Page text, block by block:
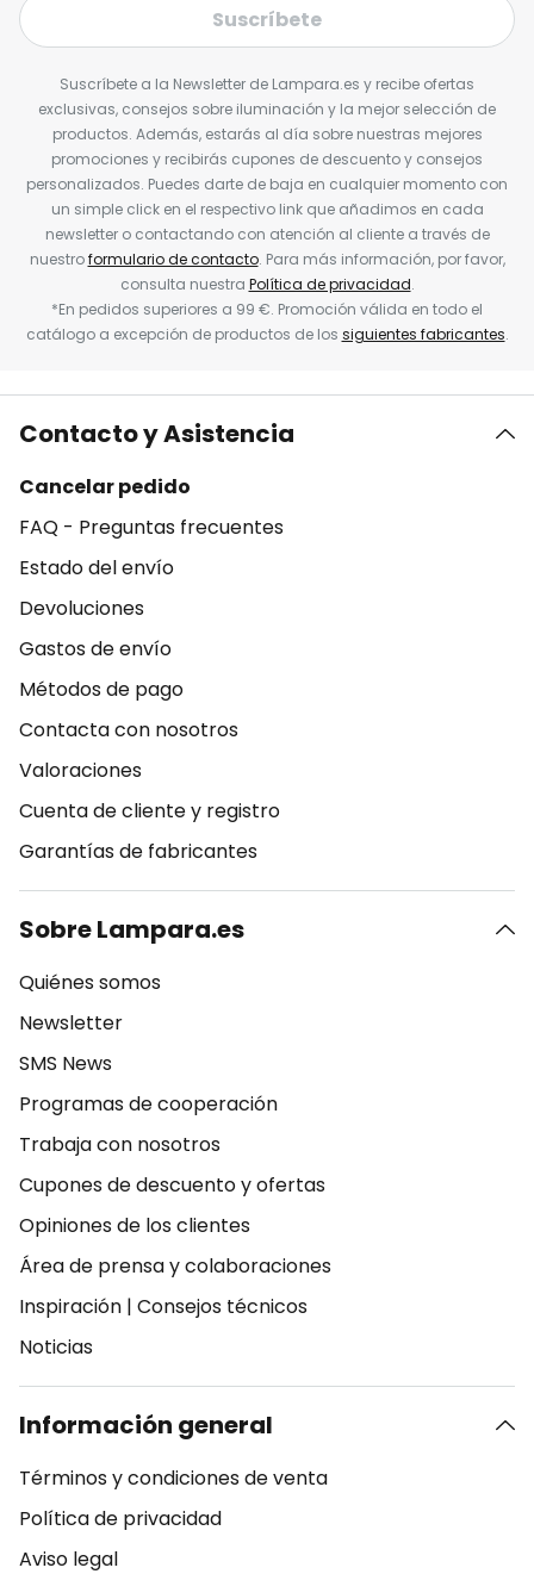
Suscríbete
Suscríbete a la Newsletter de Lampara.es y recibe ofertas
exclusivas, consejos sobre iluminación y la mejor selección de
productos. Además, estarás al día sobre nuestras mejores
promociones y recibirás cupones de descuento y consejos
personalizados. Puedes darte de baja en cualquier momento con
un simple click en el respectivo link que añadimos en cada
newsletter o contactando con atención al cliente a través de
nuestroformulario de contacto. Para más información, por favor,
consulta nuestra Política de privacidad.
*En pedidos superiores a 99 €. Promoción válida en todo el
catálogo a excepción de productos de los siguientes fabricantes.
Contacto y Asistencia
Cancelar pedido
FAQ - Preguntas frecuentes
Estado del envío
Devoluciones
Gastos de envío
Métodos de pago
Contacta con nosotros
Valoraciones
Cuenta de cliente y registro
Garantías de fabricantes
Sobre Lampara.es
Quiénes somos
Newsletter
SMS News
Programas de cooperación
Trabaja con nosotros
Cupones de descuento y ofertas
Opiniones de los clientes
Área de prensa y colaboraciones
Inspiración | Consejos técnicos
Noticias
Información general
Términos y condiciones de venta
Política de privacidad
Aviso legal